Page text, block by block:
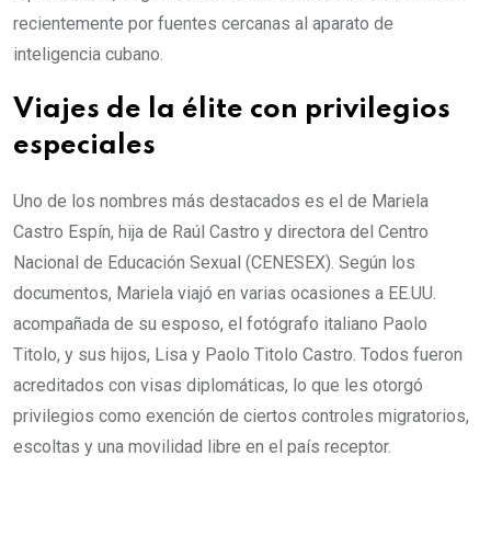
recientemente por fuentes cercanas al aparato de
inteligencia cubano.
Viajes de la élite con privilegios
especiales
Uno de los nombres más destacados es el de Mariela
Castro Espín, hija de Raúl Castro y directora del Centro
Nacional de Educación Sexual (CENESEX). Según los
documentos, Mariela viajó en varias ocasiones a EE.UU.
acompañada de su esposo, el fotógrafo italiano Paolo
Titolo, y sus hijos, Lisa y Paolo Titolo Castro. Todos fueron
acreditados con visas diplomáticas, lo que les otorgó
privilegios como exención de ciertos controles migratorios,
escoltas y una movilidad libre en el país receptor.